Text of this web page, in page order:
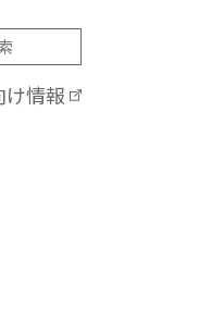
け情報